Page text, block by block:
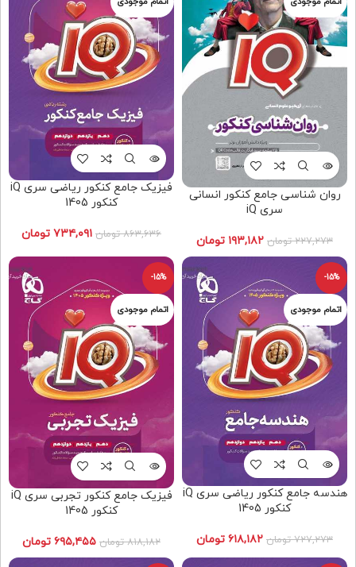
روان شناسی جامع کنکور انسانی
سری iQ
۲۲۷,۲۷۳ تومان ۱۹۳,۱۸۲ تومان
فیزیک جامع کنکور ریاضی سری iQ
کنکور 1405
۸۶۳,۶۳۶ تومان ۷۳۴,۰۹۱ تومان
-15%
هندسه جامع کنکور ریاضی سری iQ
کنکور 1405
۷۲۷,۲۷۳ تومان ۶۱۸,۱۸۲ تومان
-15%
فیزیک جامع کنکور تجربی سری iQ
کنکور 1405
۸۱۸,۱۸۲ تومان ۶۹۵,۴۵۵ تومان